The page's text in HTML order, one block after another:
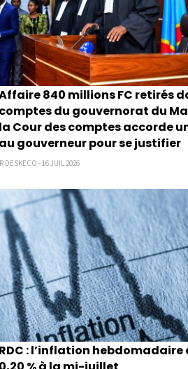
840 millions FC retirés
comptes du gouvernorat du
la Cour des comptes accorde
au gouverneur pour se justifier
DESKECO - 16 JUIL 2026
RDC : l’inflation